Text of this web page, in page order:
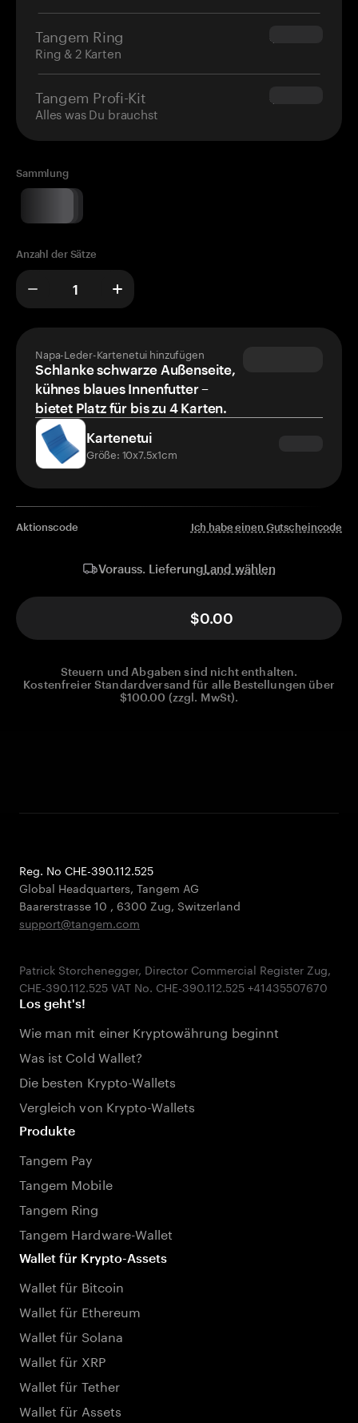
Tangem Ring
Ring & 2 Karten
$160.00
Tangem Profi-Kit
Alles was Du brauchst
$180.00
Sammlung
Anzahl der Sätze
Napa-Leder-Kartenetui hinzufügen
Schlanke schwarze Außenseite,
kühnes blaues Innenfutter –
bietet Platz für bis zu 4 Karten.
Kartenetui
Größe: 10x7.5x1cm
Aktionscode Ich habe einen Gutscheincode
Vorauss. LieferungLand wählen
$0.00
Steuern und Abgaben sind nicht enthalten.
Kostenfreier Standardversand für alle Bestellungen über
$100.00 (zzgl. MwSt).
Reg. No CHE-390.112.525
Global Headquarters, Tangem AG
Baarerstrasse 10 , 6300 Zug, Switzerland
support@tangem.com
Patrick Storchenegger, Director Commercial Register Zug,
Los geht's!
Wie man mit einer Kryptowährung beginnt
Was ist Cold Wallet?
Die besten Krypto-Wallets
Vergleich von Krypto-Wallets
Produkte
Tangem Pay
Tangem Mobile
Tangem Ring
Tangem Hardware-Wallet
Wallet für Krypto-Assets
Wallet für Bitcoin
Wallet für Ethereum
Wallet für Solana
Wallet für XRP
Wallet für Tether
Wallet für Assets